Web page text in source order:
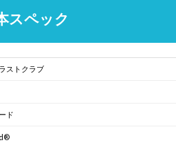
スペック
ストクラブ
ド